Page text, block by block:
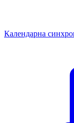
Календарна